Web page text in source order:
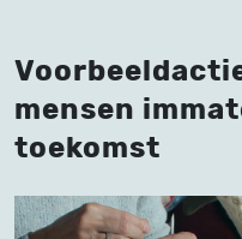
mensen
toekomst